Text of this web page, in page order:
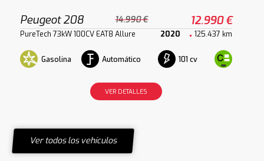
Peugeot 208 14.990 € 12.990 €
PureTech 73kW 100CV EAT8 Allure 2020 125.437 km
Gasolina Automático 101 cv
VER DETALLES
Ver todos los vehículos